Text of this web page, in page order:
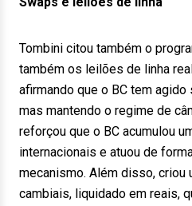
Tombini citou também o
também os leilões de linha
afirmando que o BC tem
mas mantendo o regime de
reforçou que o BC acumulou
internacionais e atuou de
mecanismo. Além disso, criou
cambiais, liquidado em reais,